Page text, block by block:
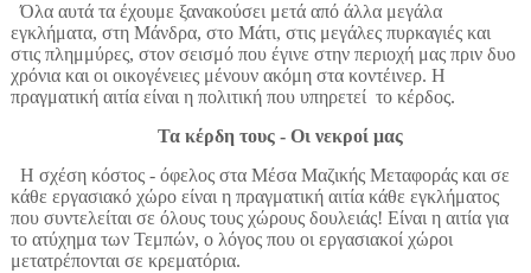
Όλα αυτά τα έχουμε ξανακούσει μετά από άλλα μεγάλα
εγκλήματα, στη Μάνδρα, στο Μάτι, στις μεγάλες πυρκαγιές και
στις πλημμύρες, στον σεισμό που έγινε στην περιοχή μας πριν δυο
χρόνια και οι οικογένειες μένουν ακόμη στα κοντέινερ. Η
πραγματική αιτία είναι η πολιτική που υπηρετεί το κέρδος.
Τα κέρδη τους - Οι νεκροί μας
Η σχέση κόστος - όφελος στα Μέσα Μαζικής Μεταφοράς και σε
κάθε εργασιακό χώρο είναι η πραγματική αιτία κάθε εγκλήματος
που συντελείται σε όλους τους χώρους δουλειάς! Είναι η αιτία για
το ατύχημα των Τεμπών, ο λόγος που οι εργασιακοί χώροι
μετατρέπονται σε κρεματόρια.